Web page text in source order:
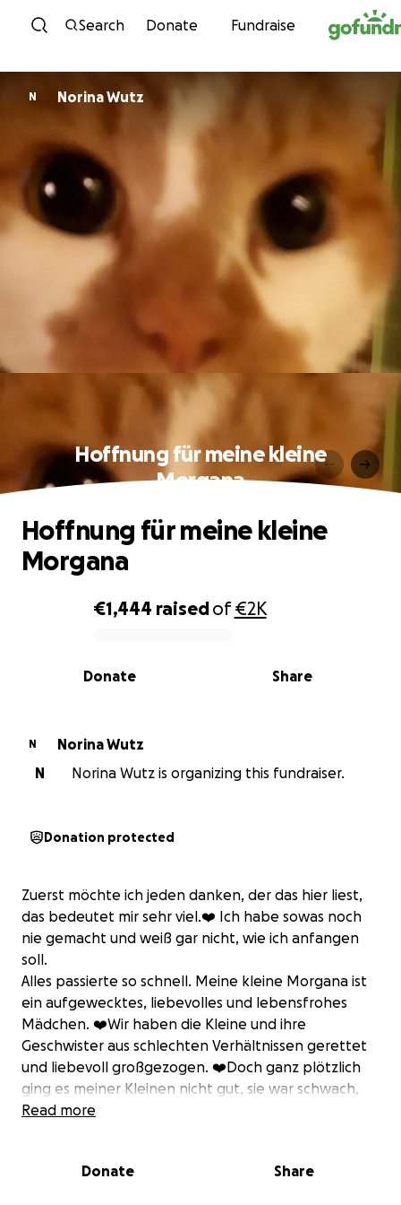
Skip to content
Search Donate Fundraise
N Norina Wutz
Hoffnung für meine kleine
Morgana
0% complete
€1,444 raisedof€2K
Share
Donate
Hoffnung für meine kleine
Morgana
N
Norina Wutz
N
Norina Wutz is organizing this fundraiser.
Donation protected
Zuerst möchte ich jeden danken, der das hier liest,
das bedeutet mir sehr viel.❤️ Ich habe sowas noch
nie gemacht und weiß gar nicht, wie ich anfangen
soll.
Alles passierte so schnell. Meine kleine Morgana ist
ein aufgewecktes, liebevolles und lebensfrohes
Mädchen. ❤️Wir haben die Kleine und ihre
Geschwister aus schlechten Verhältnissen gerettet
und liebevoll großgezogen. ❤️Doch ganz plötzlich
ging es meiner Kleinen nicht gut, sie war schwach,
hatte keinen Appetit mehr, trank sehr viel und
aus, sie brauchte dringend eine passende
Read more
Donate Share